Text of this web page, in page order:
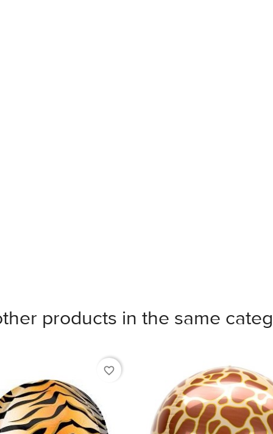
products in the same
favorite_border